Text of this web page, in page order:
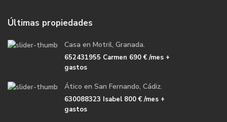
Últimas propiedades
Casa en Motril, Granada.
652431955 Carmen 690 €/mes +
gastos
Ático en San Fernando, Cádiz.
630088323 Isabel800 €/mes +
gastos